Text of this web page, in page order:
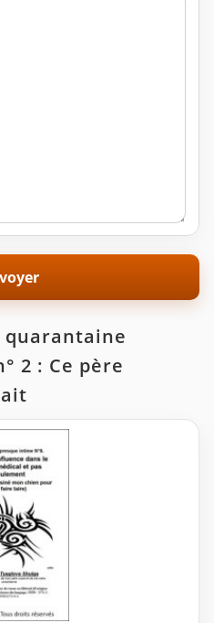
quarantaine
2 : Ce père